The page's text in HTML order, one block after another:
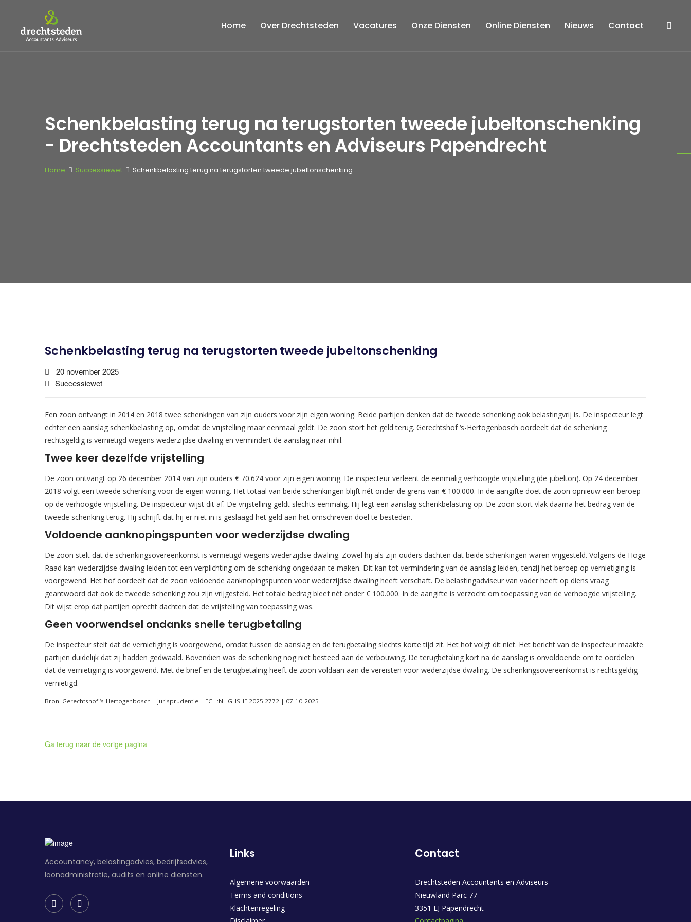
Home Over Drechtsteden Vacatures Onze Diensten Online Diensten Nieuws Contact
Schenkbelasting terug na terugstorten tweede jubeltonschenking
- Drechtsteden Accountants en Adviseurs Papendrecht
Home Successiewet Schenkbelasting terug na terugstorten tweede jubeltonschenking
Schenkbelasting terug na terugstorten tweede jubeltonschenking
20 november 2025
Successiewet
Een zoon ontvangt in 2014 en 2018 twee schenkingen van zijn ouders voor zijn eigen woning. Beide partijen denken dat de tweede schenking ook belastingvrij is. De inspecteur legt
echter een aanslag schenkbelasting op, omdat de vrijstelling maar eenmaal geldt. De zoon stort het geld terug. Gerechtshof ‘s-Hertogenbosch oordeelt dat de schenking
rechtsgeldig is vernietigd wegens wederzijdse dwaling en vermindert de aanslag naar nihil.
Twee keer dezelfde vrijstelling
De zoon ontvangt op 26 december 2014 van zijn ouders € 70.624 voor zijn eigen woning. De inspecteur verleent de eenmalig verhoogde vrijstelling (de jubelton). Op 24 december
2018 volgt een tweede schenking voor de eigen woning. Het totaal van beide schenkingen blijft nét onder de grens van € 100.000. In de aangifte doet de zoon opnieuw een beroep
op de verhoogde vrijstelling. De inspecteur wijst dit af. De vrijstelling geldt slechts eenmalig. Hij legt een aanslag schenkbelasting op. De zoon stort vlak daarna het bedrag van de
tweede schenking terug. Hij schrijft dat hij er niet in is geslaagd het geld aan het omschreven doel te besteden.
Voldoende aanknopingspunten voor wederzijdse dwaling
De zoon stelt dat de schenkingsovereenkomst is vernietigd wegens wederzijdse dwaling. Zowel hij als zijn ouders dachten dat beide schenkingen waren vrijgesteld. Volgens de Hoge
Raad kan wederzijdse dwaling leiden tot een verplichting om de schenking ongedaan te maken. Dit kan tot vermindering van de aanslag leiden, tenzij het beroep op vernietiging is
voorgewend. Het hof oordeelt dat de zoon voldoende aanknopingspunten voor wederzijdse dwaling heeft verschaft. De belastingadviseur van vader heeft op diens vraag
geantwoord dat ook de tweede schenking zou zijn vrijgesteld. Het totale bedrag bleef nét onder € 100.000. In de aangifte is verzocht om toepassing van de verhoogde vrijstelling.
Dit wijst erop dat partijen oprecht dachten dat de vrijstelling van toepassing was.
Geen voorwendsel ondanks snelle terugbetaling
De inspecteur stelt dat de vernietiging is voorgewend, omdat tussen de aanslag en de terugbetaling slechts korte tijd zit. Het hof volgt dit niet. Het bericht van de inspecteur maakte
partijen duidelijk dat zij hadden gedwaald. Bovendien was de schenking nog niet besteed aan de verbouwing. De terugbetaling kort na de aanslag is onvoldoende om te oordelen
dat de vernietiging is voorgewend. Met de brief en de terugbetaling heeft de zoon voldaan aan de vereisten voor wederzijdse dwaling. De schenkingsovereenkomst is rechtsgeldig
vernietigd.
Bron: Gerechtshof ‘s-Hertogenbosch | jurisprudentie | ECLI:NL:GHSHE:2025:2772 | 07-10-2025
Ga terug naar de vorige pagina
Accountancy, belastingadvies, bedrijfsadvies,
loonadministratie, audits en online diensten.
Links
Algemene voorwaarden
Terms and conditions
Klachtenregeling
Contact
Drechtsteden Accountants en Adviseurs
Nieuwland Parc 77
3351 LJ Papendrecht